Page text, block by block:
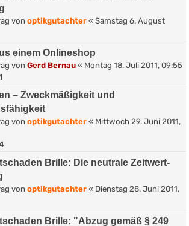
von optikgutachter « Samstag 6. August
einem Onlineshop
von Gerd Bernau « Montag 18. Juli 2011, 09:55
– Zweckmäßigkeit und
von optikgutachter « Mittwoch 29. Juni 2011,
Brille: Die neutrale Zeitwert-
von optikgutachter « Dienstag 28. Juni 2011,
Brille: "Abzug gemäß § 249